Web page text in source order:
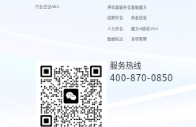
行业会议AIEC 呼叫客服外包
招聘外包
人力外包
数据标注
客服魔方
蚂蚁绩效
魔方AI质检VOC
来呗智聘
服务热线
400-870-0850